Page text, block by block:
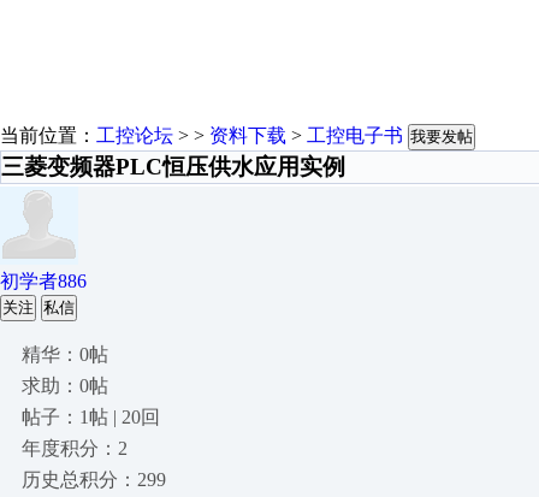
当前位置： 工控论坛 > > 资料下载 > 工控电子书 我要发帖
三菱变频器PLC恒压供水应用实例
初学者886
关注 私信
精华：0帖
求助：0帖
帖子：1帖 | 20回
年度积分：2
历史总积分：299